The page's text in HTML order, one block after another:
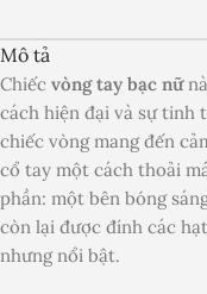
Mô tả
Chiếc vòng tay bạc nữ
cách hiện đại và sự tinh
chiếc vòng mang đến
cổ tay một cách thoải
phần: một bên bóng
còn lại được đính các
nhưng nổi bật.